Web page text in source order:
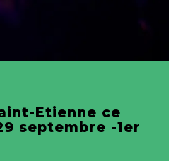
Etienne ce
septembre -1er